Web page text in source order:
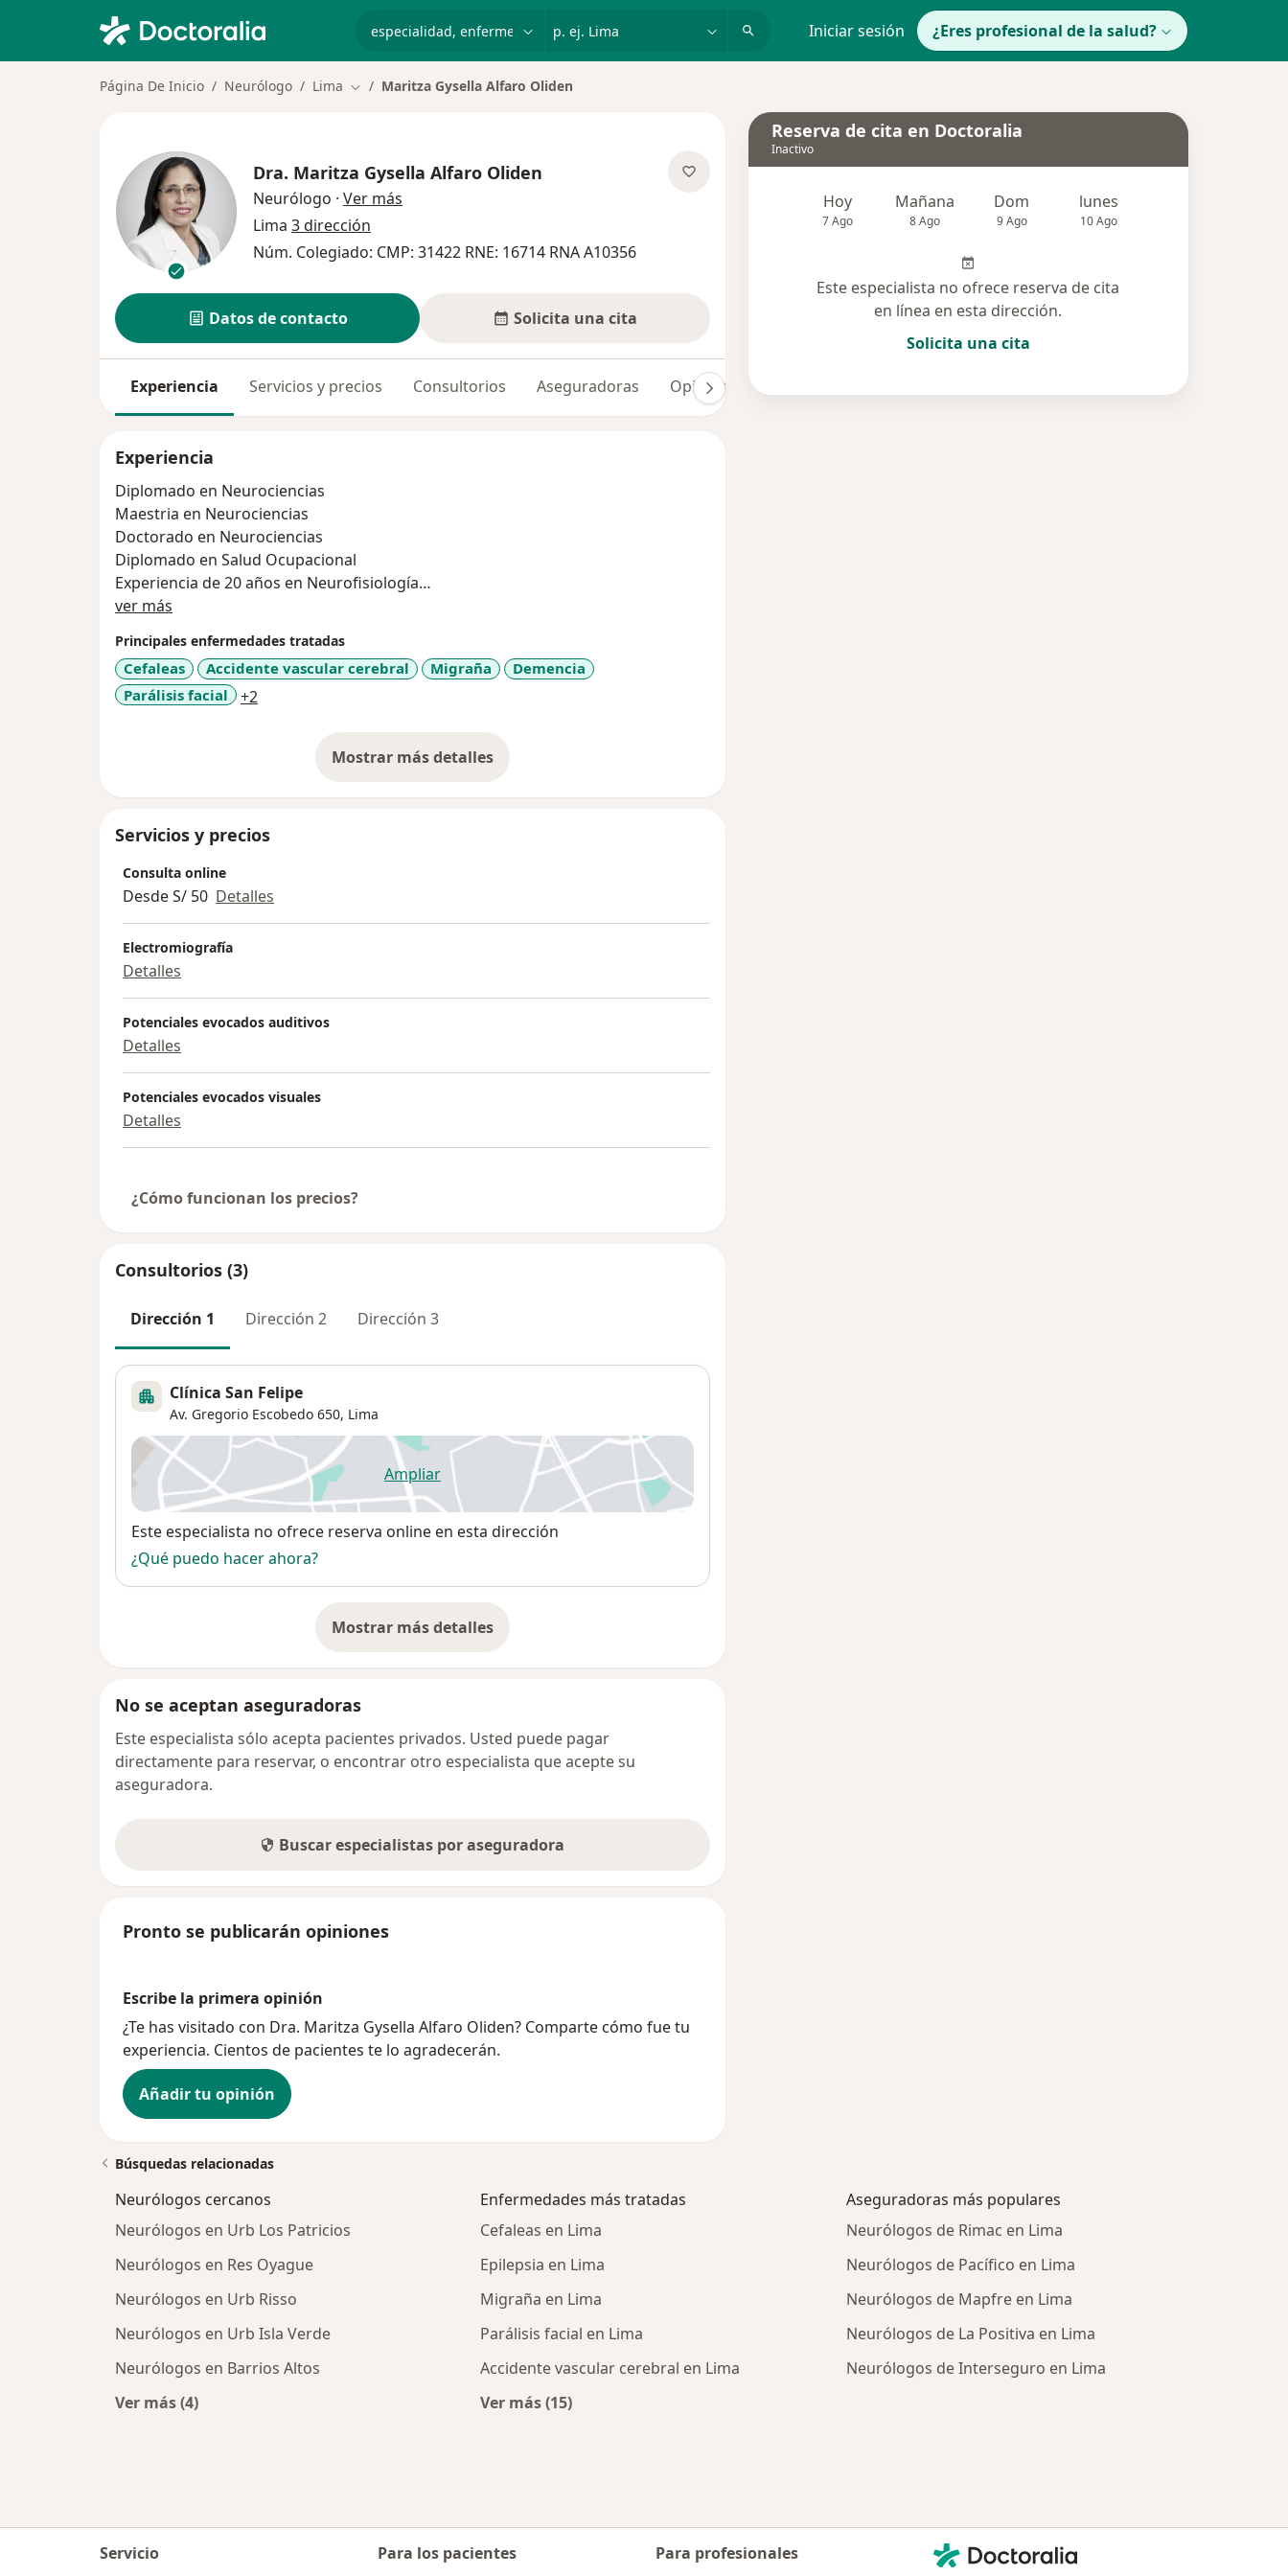
Iniciar sesión ¿Eres profesional de la salud?
Página De Inicio Neurólogo Lima Cambiar de ciudad
Maritza Gysella Alfaro Oliden
Dra. Maritza Gysella Alfaro Oliden
Neurólogo · Ver más
Lima 3 dirección
Núm. Colegiado: CMP: 31422 RNE: 16714 RNA A10356
Datos de contacto Solicita una cita
Experiencia Servicios y precios Consultorios Aseguradoras Opiniones
Experiencia
Diplomado en Neurociencias
Maestria en Neurociencias
Doctorado en Neurociencias
Diplomado en Salud Ocupacional
Experiencia de 20 años en Neurofisiología
Experiencia de mas de 10 años en Calificación de Invalidez
ver más
Principales enfermedades tratadas
Cefaleas Accidente vascular cerebral Migraña
Demencia
Parálisis facial
+2
Mostrar más detalles
sobre la experiencia
Servicios y precios
Consulta online
Desde S/ 50 Detalles
Electromiografía
Detalles
Potenciales evocados auditivos
Detalles
Potenciales evocados visuales
Detalles
¿Cómo funcionan los precios?
Consultorios (3)
Dirección 1 Dirección 2 Dirección 3
Clínica San Felipe
Av. Gregorio Escobedo 650, Lima
Ampliarse abre en una nueva pestaña
Disponibilidad
Este especialista no ofrece reserva online en esta dirección
¿Qué puedo hacer ahora?
Mostrar más detalles
sobre la dirección
No se aceptan aseguradoras
Este especialista sólo acepta pacientes privados. Usted puede pagar
directamente para reservar, o encontrar otro especialista que acepte su
aseguradora.
Buscar especialistas por aseguradora
Pronto se publicarán opiniones
Escribe la primera opinión
¿Te has visitado con Dra. Maritza Gysella Alfaro Oliden? Comparte cómo fue tu
experiencia. Cientos de pacientes te lo agradecerán.
Añadir tu opinión
Reserva de cita en Doctoralia
Inactivo
Hoy
7 Ago
Mañana
8 Ago
Dom
9 Ago
lunes
10 Ago
Este especialista no ofrece reserva de cita
en línea en esta dirección.
Solicita una cita
Búsquedas relacionadas
Neurólogos cercanos
Neurólogos en Urb Los Patricios
Neurólogos en Res Oyague
Neurólogos en Urb Risso
Neurólogos en Urb Isla Verde
Neurólogos en Barrios Altos
Ver más (4)
Enfermedades más tratadas
Cefaleas en Lima
Epilepsia en Lima
Migraña en Lima
Parálisis facial en Lima
Accidente vascular cerebral en Lima
Ver más (15)
Aseguradoras más populares
Neurólogos de Rimac en Lima
Neurólogos de Pacífico en Lima
Neurólogos de Mapfre en Lima
Neurólogos de La Positiva en Lima
Neurólogos de Interseguro en Lima
Servicio Para los pacientes Para profesionales Contacto
Doctoralia - Página de inicio